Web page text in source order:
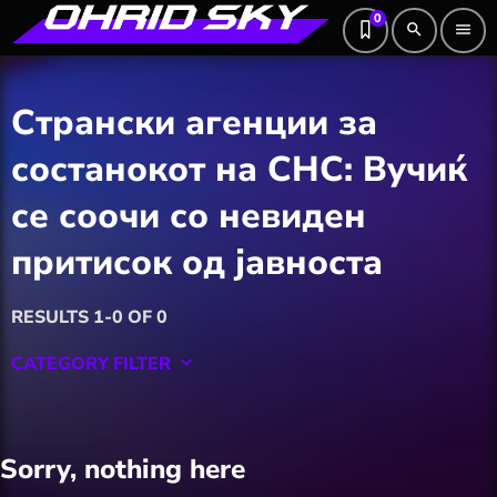
0
search menu
Странски агенции за
состанокот на СНС: Вучиќ
се соочи со невиден
притисок од јавноста
RESULTS 1-0 OF 0
CATEGORY FILTER keyboard_arrow_down
Hobby
Sorry, nothing here